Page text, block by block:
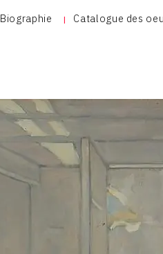
Biographie Catalogue des